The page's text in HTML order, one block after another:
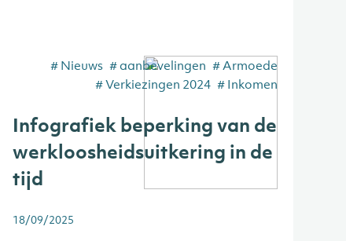
# Nieuws # aanbevelingen # Armoede
# Verkiezingen 2024 # Inkomen
Infografiek beperking van de
werkloosheidsuitkering in de
tijd
18/09/2025